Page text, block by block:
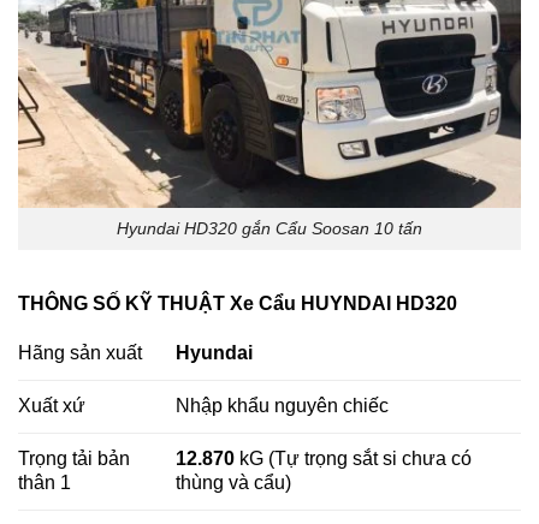
Hyundai HD320 gắn Cẩu Soosan 10 tấn
THÔNG SỐ KỸ THUẬT Xe Cẩu HUYNDAI HD320
Hãng sản xuất Hyundai
Xuất xứ Nhập khẩu nguyên chiếc
Trọng tải bản
thân 1
12.870 kG (Tự trọng sắt si chưa có
thùng và cẩu)